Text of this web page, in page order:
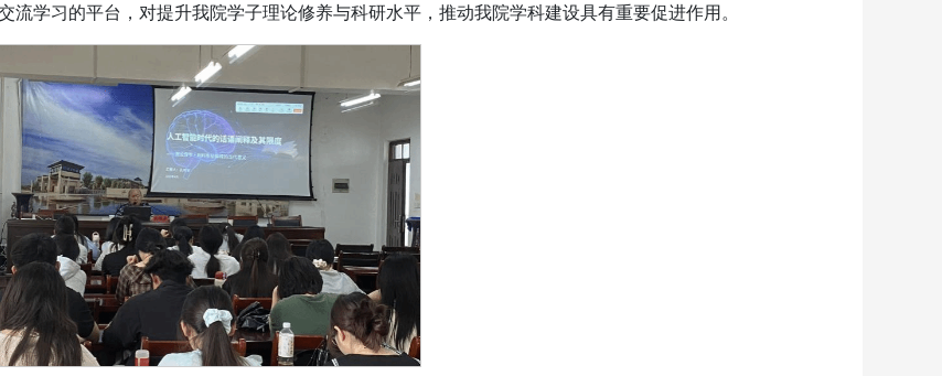
学习的平台，对提升我院学子理论修养与科研水平，推动我院学科建设具有重要促进作用。